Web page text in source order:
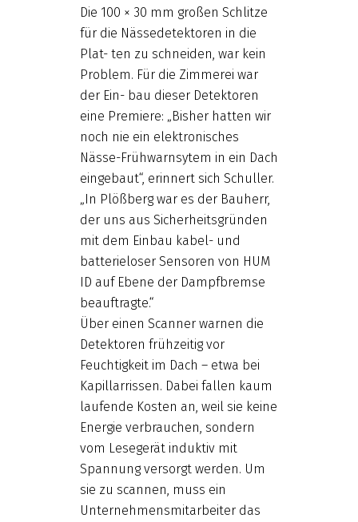
Die 100 × 30 mm großen Schlitze
für die Nässedetektoren in die
Plat- ten zu schneiden, war kein
Problem. Für die Zimmerei war
der Ein- bau dieser Detektoren
eine Premiere: „Bisher hatten wir
noch nie ein elektronisches
Nässe-Frühwarnsytem in ein Dach
eingebaut“, erinnert sich Schuller.
„In Plößberg war es der Bauherr,
der uns aus Sicherheitsgründen
mit dem Einbau kabel- und
batterieloser Sensoren von HUM
ID auf Ebene der Dampfbremse
beauftragte.“
Über einen Scanner warnen die
Detektoren frühzeitig vor
Feuchtigkeit im Dach – etwa bei
Kapillarrissen. Dabei fallen kaum
laufende Kosten an, weil sie keine
Energie verbrauchen, sondern
vom Lesegerät induktiv mit
Spannung versorgt werden. Um
sie zu scannen, muss ein
Unternehmensmitarbeiter das